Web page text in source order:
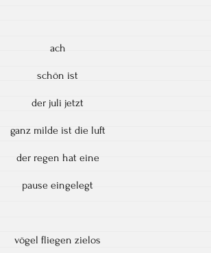
ach
schön ist
der juli jetzt
ganz milde ist die luft
der regen hat eine
pause eingelegt
vögel fliegen zielos